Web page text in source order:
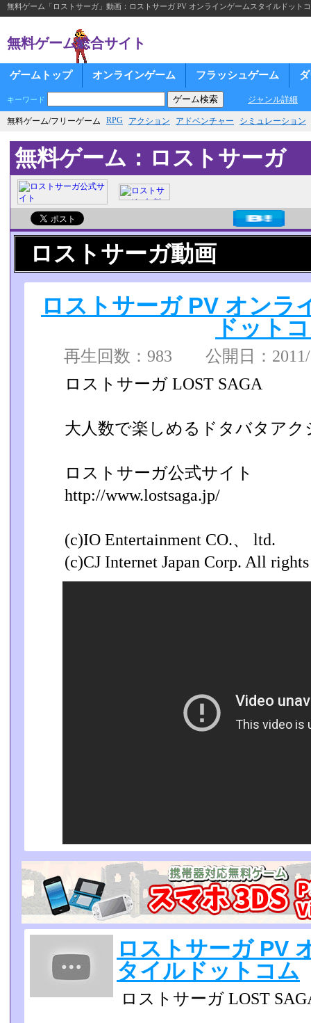
無料ゲーム「ロストサーガ」動画：ロストサーガ PV オンラインゲームスタイルドット
無料ゲーム総合サイト
ゲームトップ オンラインゲーム フラッシュゲーム
キーワード ジャンル詳細
無料ゲーム/フリーゲーム RPG アクション アドベンチャー シミュレーション
無料ゲーム：ロストサーガ
ロストサーガ動画
ロストサーガ PV オンラ
ドット
再生回数：983 公開日：
ロストサーガ LOST SAGA
大人数で楽しめるドタバタアク
ロストサーガ公式サイト
http://www.lostsaga.jp/
(c)IO Entertainment CO.、 ltd.
(c)CJ Internet Japan Corp. All
ロストサーガ PV
タイルドットコム
ロストサーガ LOST